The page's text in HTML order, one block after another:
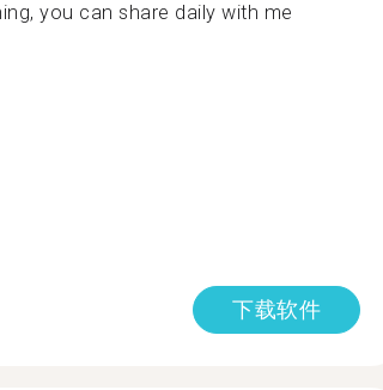
you can share daily with me
下载软件